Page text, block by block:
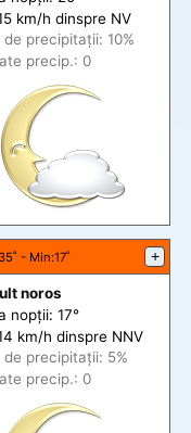
km/h dinspre NV
de precipitații: 10%
precip.: 0
- Min:17˚ +
noros
nopții: 17°
km/h dinspre NNV
de precipitații: 5%
precip.: 0